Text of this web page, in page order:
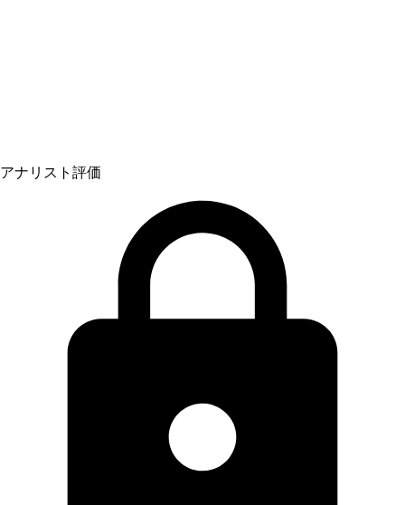
アナリスト評価